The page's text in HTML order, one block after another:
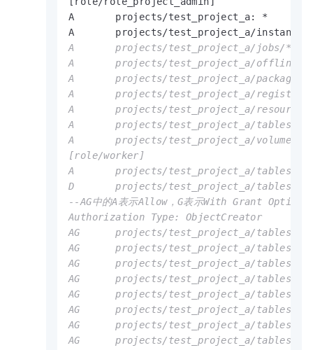
A       projects/test_project_a: *
A       projects/test_project_a/instances
A       projects/test_project_a/jobs/*: *
A       projects/test_project_a/
A       projects/test_project_a/
A       projects/test_project_a/
A       projects/test_project_a/
A       projects/test_project_a/tables/*:
A       projects/test_project_a/volumes/
[role/worker]
A       projects/test_project_a/tables/
D       projects/test_project_a/tables/*:
--AG中的A表示Allow，G表示With Grant Option
Authorization Type: ObjectCreator
AG      projects/test_project_a/tables/
AG      projects/test_project_a/tables/
AG      projects/test_project_a/tables/
AG      projects/test_project_a/tables/
AG      projects/test_project_a/tables/
AG      projects/test_project_a/tables/
AG      projects/test_project_a/tables/